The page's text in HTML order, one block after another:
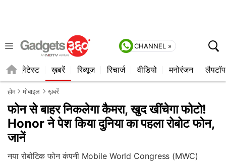
CHANNEL »
लेटेस्ट ख़बरें रिव्यूज रिचार्ज वीडियो मनोरंजन लैपटॉप
होम मोबाइल ख़बरें
फोन से बाहर निकलेगा कैमरा, खुद खींचेगा फोटो!
Honor ने पेश किया दुनिया का पहला रोबोट फोन,
जानें
नया रोबोटिक फोन कंपनी Mobile World Congress (MWC)